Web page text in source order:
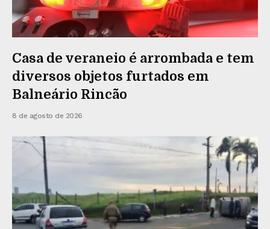
Casa de veraneio é arrombada e tem
diversos objetos furtados em
Balneário Rincão
8 de agosto de 2026